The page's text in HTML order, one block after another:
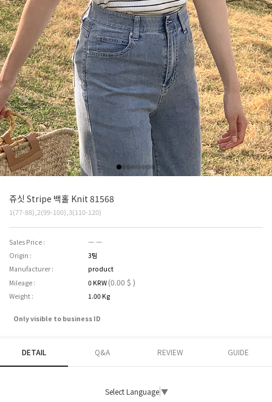
쥬싯 Stripe 백홀 Knit 81568
1(77-88),2(99-100),3(110-120)
Sales Price :
― ―
Origin :
3팀
Manufacturer :
product
Mileage :
0 KRW (0.00 $ )
Weight : 1.00 Kg
Only visible to business ID
DETAIL Q&A REVIEW GUIDE
Select Language ▼